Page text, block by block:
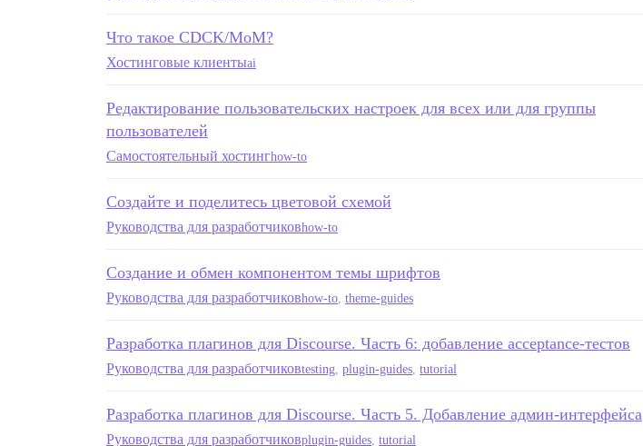
Что такое CDCK/MoM?
Хостинговые клиентыai
Редактирование пользовательских настроек для всех или для группы
пользователей
Самостоятельный хостингhow-to
Создайте и поделитесь цветовой схемой
Руководства для разработчиковhow-to
Создание и обмен компонентом темы шрифтов
Руководства для разработчиковhow-to theme-guides
Разработка плагинов для Discourse. Часть 6: добавление acceptance-тестов
Руководства для разработчиковtesting plugin-guides tutorial
Разработка плагинов для Discourse. Часть 5. Добавление админ-интерфейса
Руководства для разработчиковplugin-guides tutorial